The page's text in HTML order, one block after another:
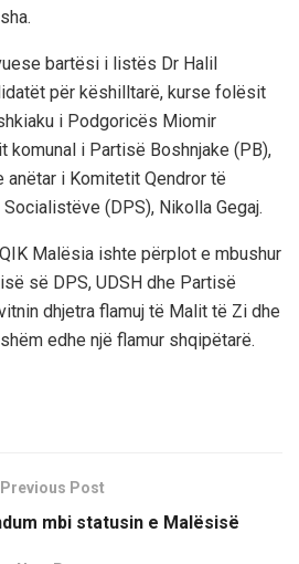
bartësi i listës Dr Halil
për këshilltarë, kurse folësit
i Podgoricës Miomir
komunal i Partisë Boshnjake (PB),
anëtar i Komitetit Qendror të
(DPS), Nikolla Gegaj.
Malësia ishte përplot e mbushur
së DPS, UDSH dhe Partisë
dhjetra flamuj të Malit të Zi dhe
edhe një flamur shqipëtarë.
Previous Post
mbi statusin e Malësisë